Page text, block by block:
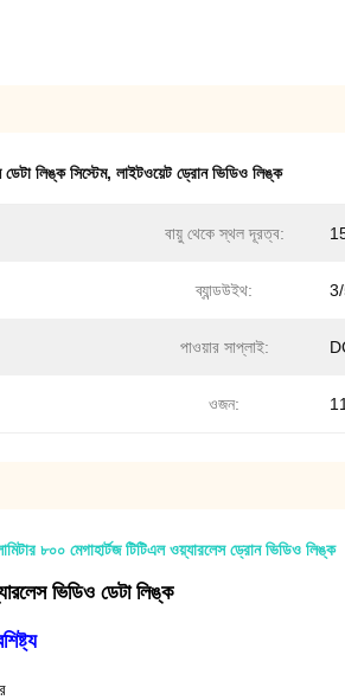
লিঙ্ক সিস্টেম, লাইটওয়েট ড্রোন ভিডিও লিঙ্ক
বায়ু থেকে স্থল দূরত্ব:
ব্যান্ডউইথ:
পাওয়ার সাপ্লাই:
ওজন:
৮০০ মেগাহার্টজ টিটিএল ওয়্যারলেস ড্রোন ভিডিও লিঙ্ক
ভিডিও ডেটা লিঙ্ক